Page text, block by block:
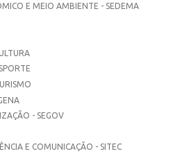
E MEIO AMBIENTE - SEDEMA
- SEGOV
E COMUNICAÇÃO - SITEC